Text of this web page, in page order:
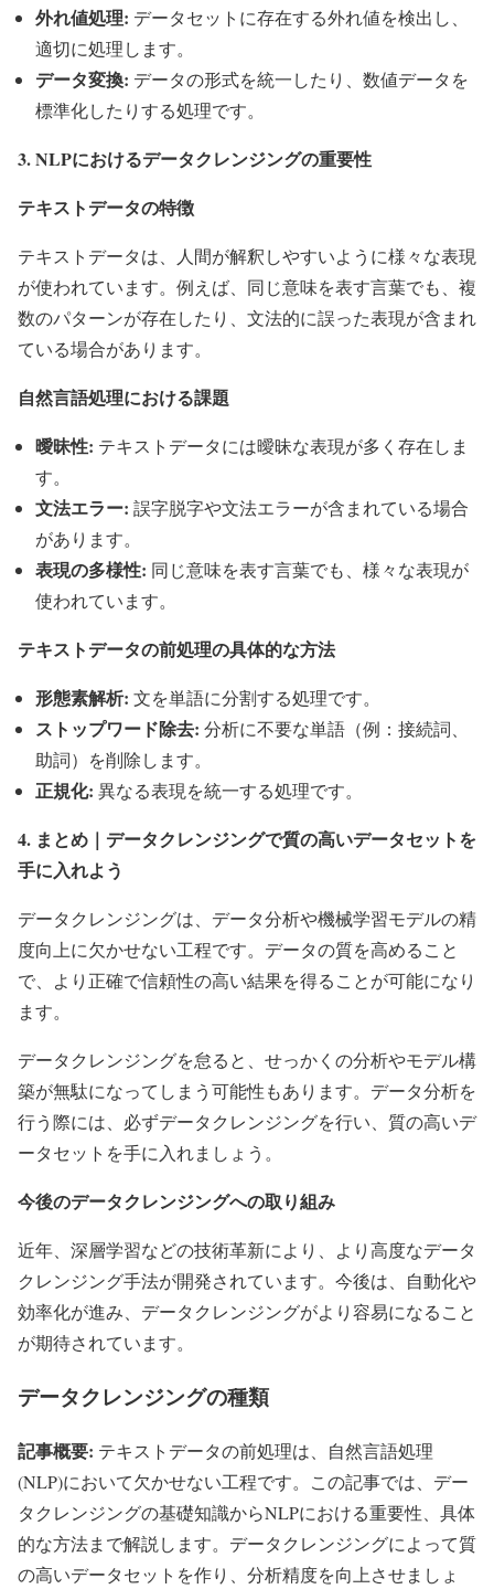
外れ値処理: データセットに存在する外れ値を検出し、
適切に処理します。
データ変換: データの形式を統一したり、数値データを
標準化したりする処理です。
3. NLPにおけるデータクレンジングの重要性
テキストデータの特徴
テキストデータは、人間が解釈しやすいように様々な表現
が使われています。例えば、同じ意味を表す言葉でも、複
数のパターンが存在したり、文法的に誤った表現が含まれ
ている場合があります。
自然言語処理における課題
曖昧性: テキストデータには曖昧な表現が多く存在しま
す。
文法エラー: 誤字脱字や文法エラーが含まれている場合
があります。
表現の多様性: 同じ意味を表す言葉でも、様々な表現が
使われています。
テキストデータの前処理の具体的な方法
形態素解析: 文を単語に分割する処理です。
ストップワード除去: 分析に不要な単語（例：接続詞、
助詞）を削除します。
正規化: 異なる表現を統一する処理です。
4. まとめ｜データクレンジングで質の高いデータセットを
手に入れよう
データクレンジングは、データ分析や機械学習モデルの精
度向上に欠かせない工程です。データの質を高めること
で、より正確で信頼性の高い結果を得ることが可能になり
ます。
データクレンジングを怠ると、せっかくの分析やモデル構
築が無駄になってしまう可能性もあります。データ分析を
行う際には、必ずデータクレンジングを行い、質の高いデ
ータセットを手に入れましょう。
今後のデータクレンジングへの取り組み
近年、深層学習などの技術革新により、より高度なデータ
クレンジング手法が開発されています。今後は、自動化や
効率化が進み、データクレンジングがより容易になること
が期待されています。
データクレンジングの種類
記事概要: テキストデータの前処理は、自然言語処理
(NLP)において欠かせない工程です。この記事では、デー
タクレンジングの基礎知識からNLPにおける重要性、具体
的な方法まで解説します。データクレンジングによって質
の高いデータセットを作り、分析精度を向上させましょ